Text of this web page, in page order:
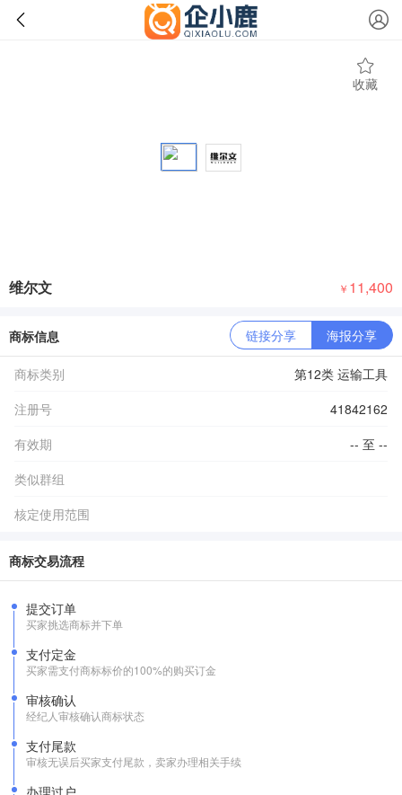
收藏
维尔文 ￥ 11,400
商标信息 链接分享 海报分享
商标类别
第12类 运输工具
注册号
41842162
有效期
-- 至 --
类似群组
核定使用范围
商标交易流程
提交订单
买家挑选商标并下单
支付定金
买家需支付商标标价的100%的购买订金
审核确认
经纪人审核确认商标状态
支付尾款
审核无误后买家支付尾款，卖家办理相关手续
办理过户